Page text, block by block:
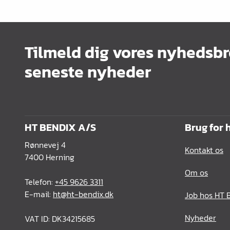
El artikler
Kemi & reparation
Emballage
Glas & spejle
Tilmeld dig vores
seneste nyheder
HT BENDIX A/S
Rønnevej 4
7400 Herning
Telefon: +45 9626 3311
E-mail: ht@ht-bendix.dk
VAT ID: DK34215685
Brug for
Kontakt os
Om os
Job hos HT
Nyheder